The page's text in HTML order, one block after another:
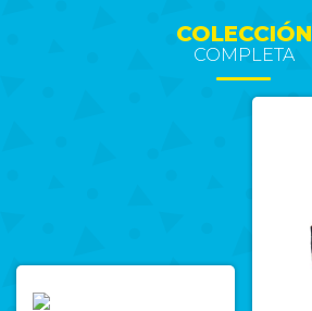
COLECCIÓN
COMPLETA